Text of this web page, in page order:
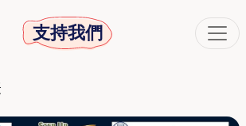
支持我們